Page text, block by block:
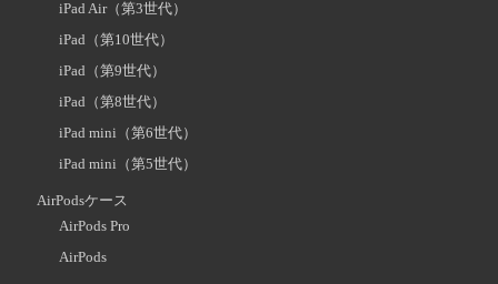
iPad Air（第3世代）
iPad（第10世代）
iPad（第9世代）
iPad（第8世代）
iPad mini（第6世代）
iPad mini（第5世代）
AirPodsケース
AirPods Pro
AirPods